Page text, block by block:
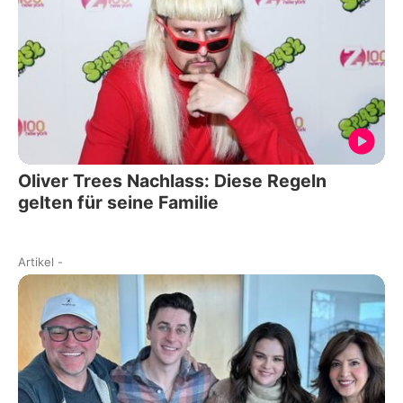
Oliver Trees Nachlass: Diese Regeln
gelten für seine Familie
Artikel -